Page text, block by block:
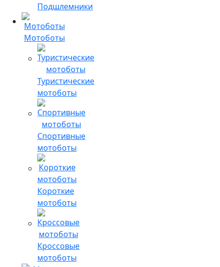
Подшлемники
Мотоботы
Туристические
мотоботы
Спортивные
мотоботы
Короткие
мотоботы
Кроссовые
мотоботы